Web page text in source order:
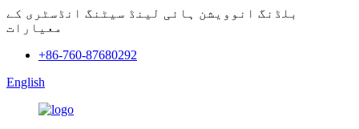
بلڈنگ انوویشن ہائی لینڈ سیٹنگ انڈسٹری کے
معیارات
+86-760-87680292
English